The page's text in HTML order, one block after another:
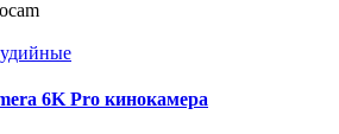
6K Pro кинокамера